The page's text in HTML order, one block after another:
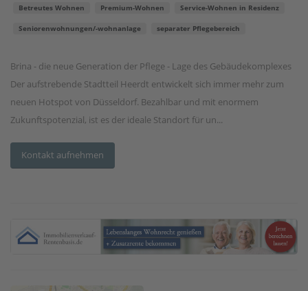
Betreutes Wohnen Premium-Wohnen Service-Wohnen in Residenz
Seniorenwohnungen/-wohnanlage separater Pflegebereich
Brina - die neue Generation der Pflege - Lage des Gebäudekomplexes
Der aufstrebende Stadtteil Heerdt entwickelt sich immer mehr zum
neuen Hotspot von Düsseldorf. Bezahlbar und mit enormem
Zukunftspotenzial, ist es der ideale Standort für un...
Kontakt aufnehmen